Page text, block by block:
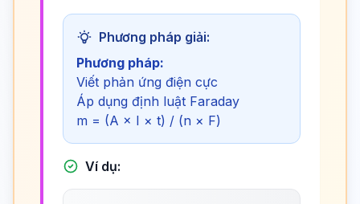
Phương pháp giải:
Phương pháp:
Viết phản ứng điện cực
Áp dụng định luật Faraday
m = (A × I × t) / (n × F)
Ví dụ: